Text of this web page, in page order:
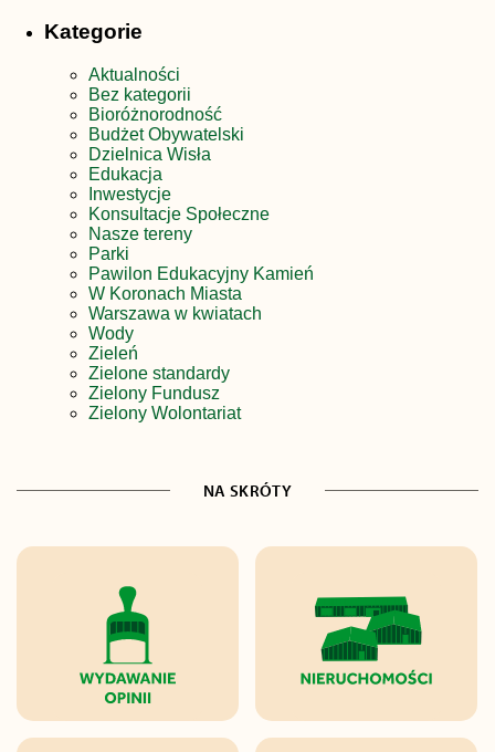
Kategorie
Aktualności
Bez kategorii
Bioróżnorodność
Budżet Obywatelski
Dzielnica Wisła
Edukacja
Inwestycje
Konsultacje Społeczne
Nasze tereny
Parki
Pawilon Edukacyjny Kamień
W Koronach Miasta
Warszawa w kwiatach
Wody
Zieleń
Zielone standardy
Zielony Fundusz
Zielony Wolontariat
NA SKRÓTY